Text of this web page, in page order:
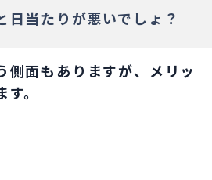
日当たりが悪いでしょ？
面もありますが、 メリッ
。